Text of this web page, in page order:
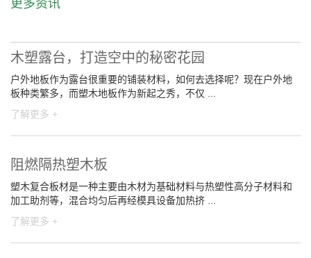
更多资讯
木塑露台，打造空中的秘密花园
户外地板作为露台很重要的铺装材料，如何去选择呢？现在户外地
板种类繁多，而塑木地板作为新起之秀，不仅 ...
了解更多 +
阻燃隔热塑木板
塑木复合板材是一种主要由木材为基础材料与热塑性高分子材料和
加工助剂等，混合均匀后再经模具设备加热挤 ...
了解更多 +